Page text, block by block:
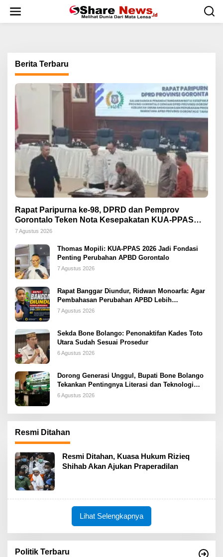
w
Berita Terbaru
Rapat Paripurna ke-98, DPRD dan Pemprov
Gorontalo Teken Nota Kesepakatan KUA-PPAS
2026
7 Agustus 2026
Thomas Mopili: KUA-PPAS 2026 Jadi Fondasi
Penting Perubahan APBD Gorontalo
7 Agustus 2026
Rapat Banggar Diundur, Ridwan Monoarfa: Agar
Pembahasan Perubahan APBD Lebih
Komprehensif
7 Agustus 2026
Sekda Bone Bolango: Penonaktifan Kades Toto
Utara Sudah Sesuai Prosedur
6 Agustus 2026
Dorong Generasi Unggul, Bupati Bone Bolango
Tekankan Pentingnya Literasi dan Teknologi
sejak Dini
6 Agustus 2026
Resmi Ditahan
Resmi Ditahan, Kuasa Hukum Rizieq
Shihab Akan Ajukan Praperadilan
Lihat Selengkapnya
Politik Terbaru